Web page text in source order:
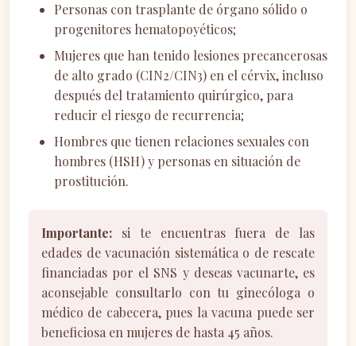
Personas con trasplante de órgano sólido o
progenitores hematopoyéticos;
Mujeres que han tenido lesiones precancerosas
de alto grado (CIN2/CIN3) en el cérvix, incluso
después del tratamiento quirúrgico, para
reducir el riesgo de recurrencia;
Hombres que tienen relaciones sexuales con
hombres (HSH) y personas en situación de
prostitución.
Importante: si te encuentras fuera de las
edades de vacunación sistemática o de rescate
financiadas por el SNS y deseas vacunarte, es
aconsejable consultarlo con tu ginecóloga o
médico de cabecera, pues la vacuna puede ser
beneficiosa en mujeres de hasta 45 años.